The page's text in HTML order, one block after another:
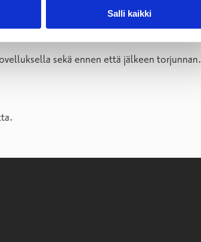
Salli kaikki
sekä ennen että jälkeen torjunnan.